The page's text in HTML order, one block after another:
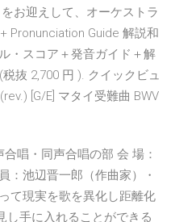
お迎えして、オーケストラ
Pronunciation Guide 解説和
・スコア＋発音ガイド＋解
抜 2,700 円 ). クイックビュ
[G/E] マタイ受難曲 BWV
唱・同声合唱の部 会 場：
：池辺晋一郎（作曲家）・
て現実を歌を異化し距離化
し手に入れることができる